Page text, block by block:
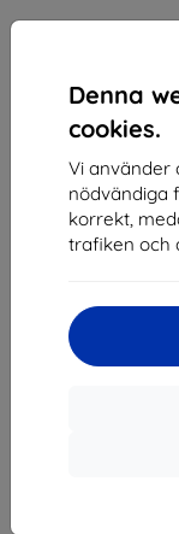
Denna
cookies.
Vi använder
nödvändiga
korrekt,
trafiken och
Shield-SK s.r.o.
Kontakt